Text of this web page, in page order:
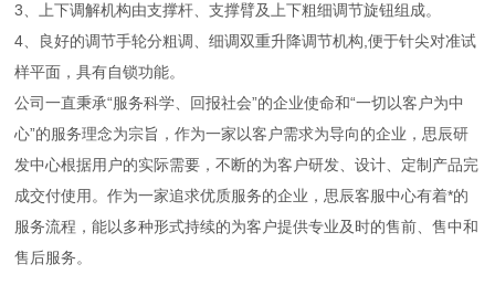
3、上下调解机构由支撑杆、支撑臂及上下粗细调节旋钮组成。
4、良好的调节手轮分粗调、细调双重升降调节机构,便于针尖对准试
样平面，具有自锁功能。
公司一直秉承“服务科学、回报社会”的企业使命和“一切以客户为中
心”的服务理念为宗旨，作为一家以客户需求为导向的企业，思辰研
发中心根据用户的实际需要，不断的为客户研发、设计、定制产品完
成交付使用。作为一家追求优质服务的企业，思辰客服中心有着*的
服务流程，能以多种形式持续的为客户提供专业及时的售前、售中和
售后服务。